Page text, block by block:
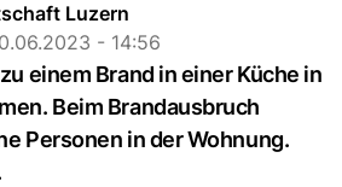
Luzern
- 14:56
einem Brand in einer Küche in
Beim Brandausbruch
Personen in der Wohnung.